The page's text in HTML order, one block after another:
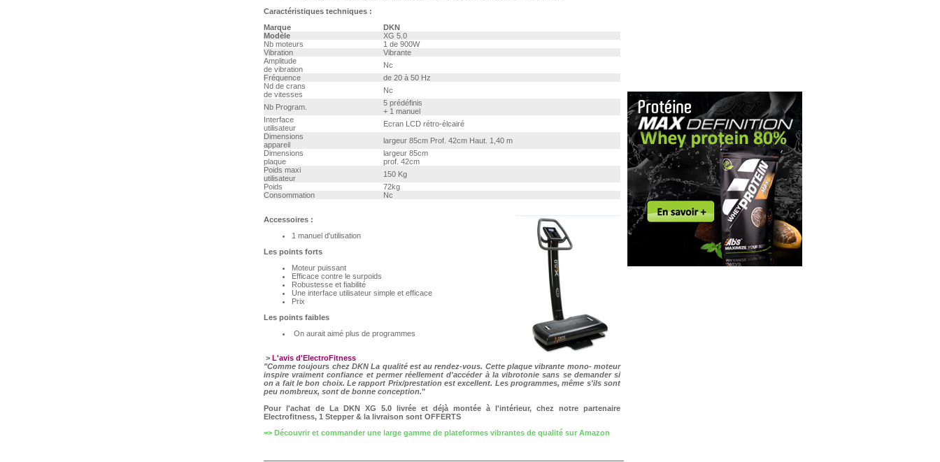
Caractéristiques techniques :
Marque
DKN
Modèle
XG 5.0
Nb moteurs
1 de 900W
Vibration
Vibrante
Amplitude
de vibration
Nc
Fréquence
de 20 à 50 Hz
Nd de crans
de vitesses
Nc
Nb Program.
5 prédéfinis
+ 1 manuel
Interface
utilisateur
Ecran LCD rétro-élcairé
Dimensions
appareil
largeur 85cm Prof. 42cm Haut. 1,40 m
Dimensions
plaque
largeur 85cm
prof. 42cm
Poids maxi
utilisateur
150 Kg
Poids
72kg
Consommation
Nc
Accessoires :
1 manuel d'utilisation
Les points forts
Moteur puissant
Efficace contre le surpoids
Robustesse et fiabilité
Une interface utilisateur simple et efficace
Prix
Les points faibles
On aurait aimé plus de programmes
> L'avis d'ElectroFitness
"Comme toujours chez DKN La qualité est au rendez-vous. Cette plaque vibrante mono- moteur
inspire vraiment confiance et permer réellement d'accéder à la vibrotonie sans se demander si
on a fait le bon choix. Le rapport Prix/prestation est excellent. Les programmes, même s'ils sont
peu nombreux, sont de bonne conception."
Pour l'achat de La DKN XG 5.0 livrée et déjà montée à l'intérieur, chez notre partenaire
Electrofitness, 1 Stepper & la livraison sont OFFERTS
=> Découvrir et commander une large gamme de plateformes vibrantes de qualité sur Amazon